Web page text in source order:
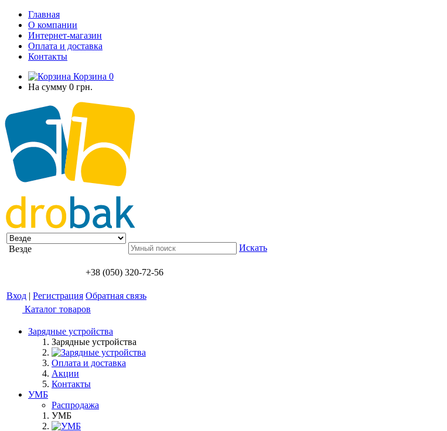
Главная
О компании
Интернет-магазин
Оплата и доставка
Контакты
Корзина 0
На сумму 0 грн.
Везде Искать
+38 (050) 320-72-56
Вход | Регистрация Обратная связь
Каталог товаров
Зарядные устройства
Зарядные устройства
Оплата и доставка
Акции
Контакты
УМБ
Распродажа
УМБ